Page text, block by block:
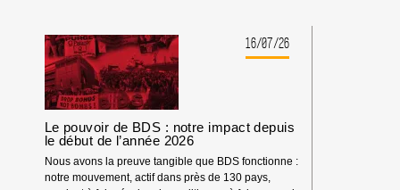
16/07/26
Le pouvoir de BDS : notre impact depuis
le début de l’année 2026
Nous avons la preuve tangible que BDS fonctionne :
notre mouvement, actif dans près de 130 pays,